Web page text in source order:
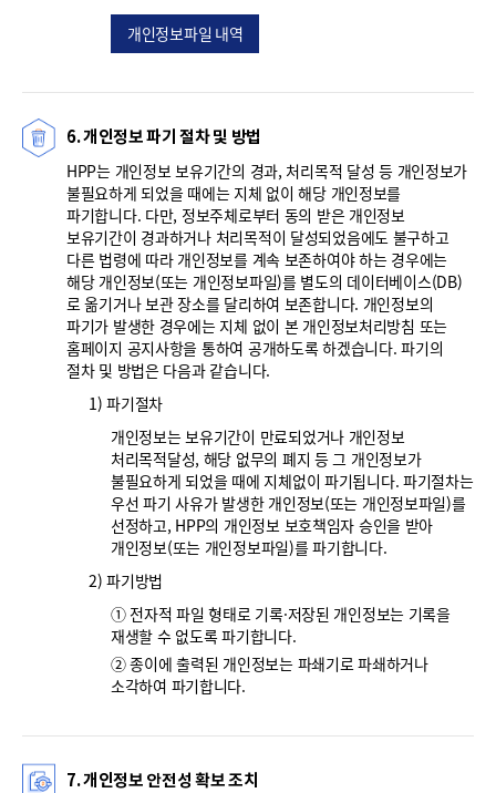
개인정보파일 내역
6. 개인정보 파기 절차 및 방법
HPP는 개인정보 보유기간의 경과, 처리목적 달성 등 개인정보가
불필요하게 되었을 때에는 지체 없이 해당 개인정보를
파기합니다. 다만, 정보주체로부터 동의 받은 개인정보
보유기간이 경과하거나 처리목적이 달성되었음에도 불구하고
다른 법령에 따라 개인정보를 계속 보존하여야 하는 경우에는
해당 개인정보(또는 개인정보파일)를 별도의 데이터베이스(DB)
로 옮기거나 보관 장소를 달리하여 보존합니다. 개인정보의
파기가 발생한 경우에는 지체 없이 본 개인정보처리방침 또는
홈페이지 공지사항을 통하여 공개하도록 하겠습니다. 파기의
절차 및 방법은 다음과 같습니다.
1) 파기절차
개인정보는 보유기간이 만료되었거나 개인정보
처리목적달성, 해당 없무의 폐지 등 그 개인정보가
불필요하게 되었을 때에 지체없이 파기됩니다. 파기절차는
우선 파기 사유가 발생한 개인정보(또는 개인정보파일)를
선정하고, HPP의 개인정보 보호책임자 승인을 받아
개인정보(또는 개인정보파일)를 파기합니다.
2) 파기방법
① 전자적 파일 형태로 기록·저장된 개인정보는 기록을
재생할 수 없도록 파기합니다.
② 종이에 출력된 개인정보는 파쇄기로 파쇄하거나
소각하여 파기합니다.
7. 개인정보 안전성 확보 조치